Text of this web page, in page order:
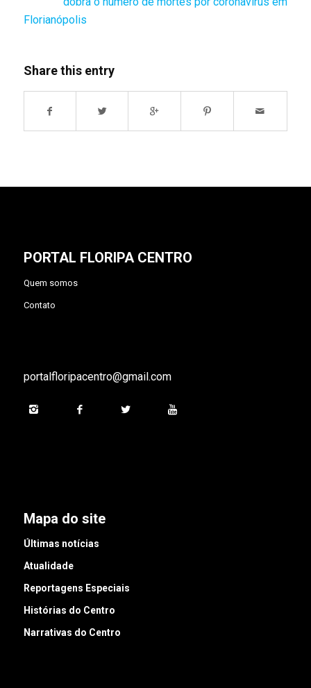
Florianópolis
Share this entry
PORTAL FLORIPA CENTRO
Quem somos
Contato
portalfloripacentro@gmail.com
Mapa do site
Últimas notícias
Atualidade
Reportagens Especiais
Histórias do Centro
Narrativas do Centro